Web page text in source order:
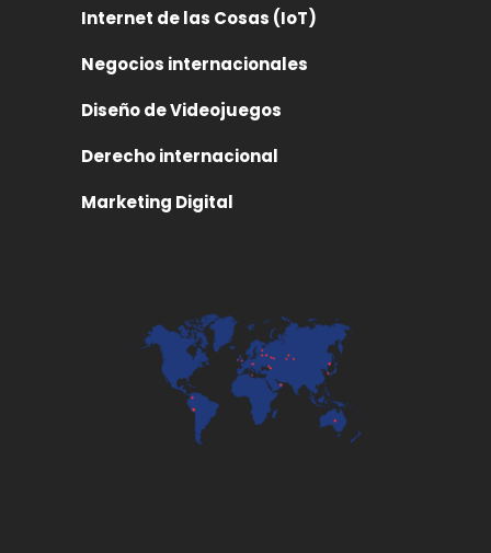
Internet de las Cosas (IoT)
Negocios internacionales
Diseño de Videojuegos
Derecho internacional
Marketing Digital